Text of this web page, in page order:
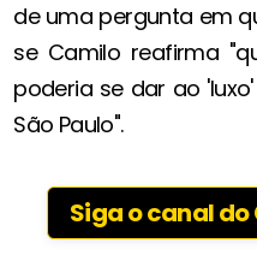
de uma pergunta em
se Camilo reafirma
poderia se dar ao
São Paulo".
Siga o canal